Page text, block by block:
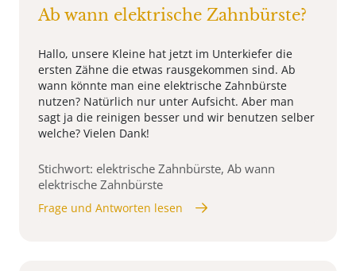
Ab wann elektrische Zahnbürste?
Hallo, unsere Kleine hat jetzt im Unterkiefer die
ersten Zähne die etwas rausgekommen sind. Ab
wann könnte man eine elektrische Zahnbürste
nutzen? Natürlich nur unter Aufsicht. Aber man
sagt ja die reinigen besser und wir benutzen selber
welche? Vielen Dank!
Stichwort: elektrische Zahnbürste, Ab wann
elektrische Zahnbürste
Frage und Antworten lesen